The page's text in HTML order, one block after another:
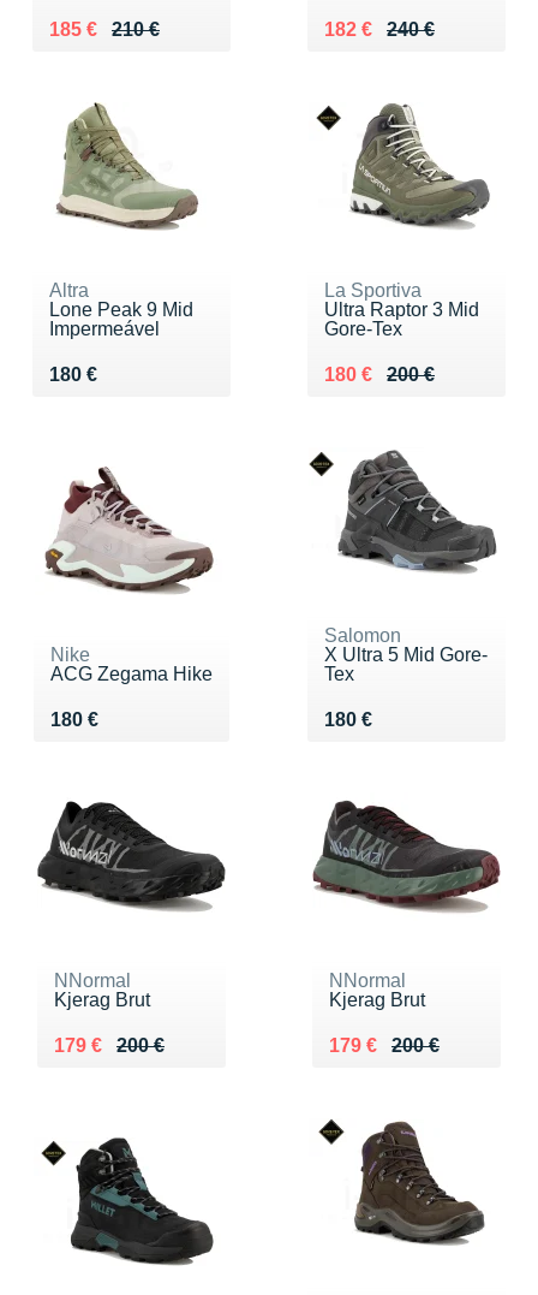
210 €
Au lieu de 210 €
185 €
Vendu 185 € 240 €
Au lieu de 240 €
182 €
Vendu 182 €
Altra
Lone Peak 9 Mid
Impermeável
180 €
Vendu 180 €
La Sportiva
Ultra Raptor 3 Mid
Gore-Tex
200 €
Au lieu de 200 €
180 €
Vendu 180 €
Nike
ACG Zegama Hike
180 €
Vendu 180 €
Salomon
X Ultra 5 Mid Gore-
Tex
180 €
Vendu 180 €
NNormal
Kjerag Brut
200 €
Au lieu de 200 €
179 €
Vendu 179 €
NNormal
Kjerag Brut
200 €
Au lieu de 200 €
179 €
Vendu 179 €